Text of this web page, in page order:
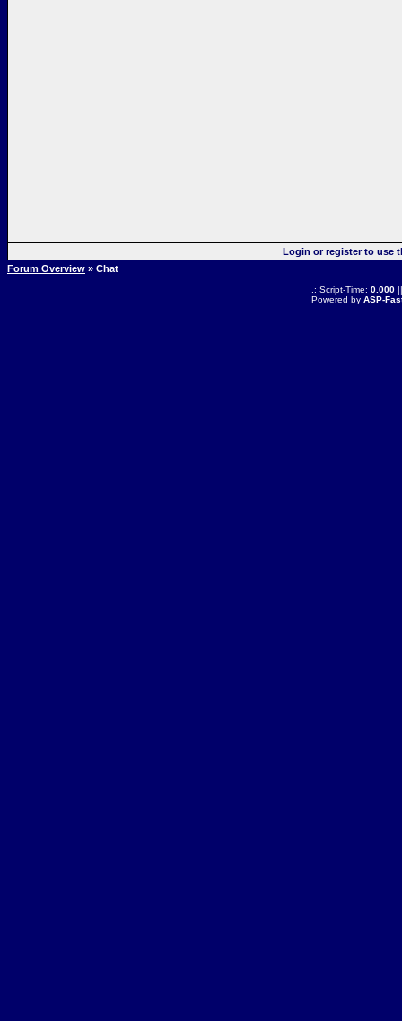
Login or register to use
Forum Overview » Chat
.: Script-Time: 0.000||
Powered by ASP-